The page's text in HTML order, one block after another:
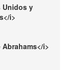
Unidos y
i>
i>